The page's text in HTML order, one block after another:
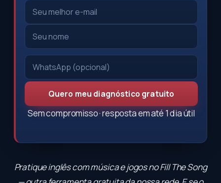
Quero meu diagnóstico gratuito
Sem compromisso · resposta em até 1 dia útil
Pratique inglês com música e jogos noFill The Song